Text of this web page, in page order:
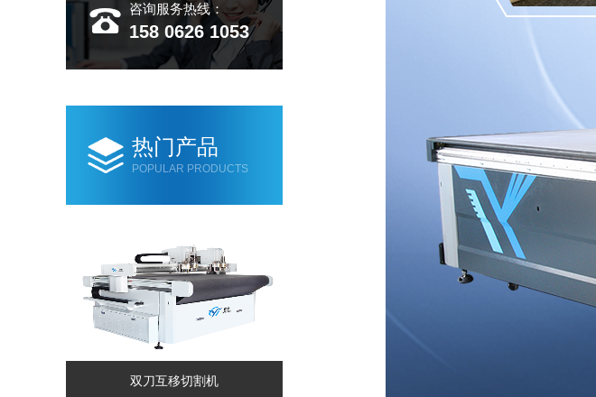
咨询服务热线：
158 0626 1053
热门产品
POPULAR PRODUCTS
双刀互移切割机